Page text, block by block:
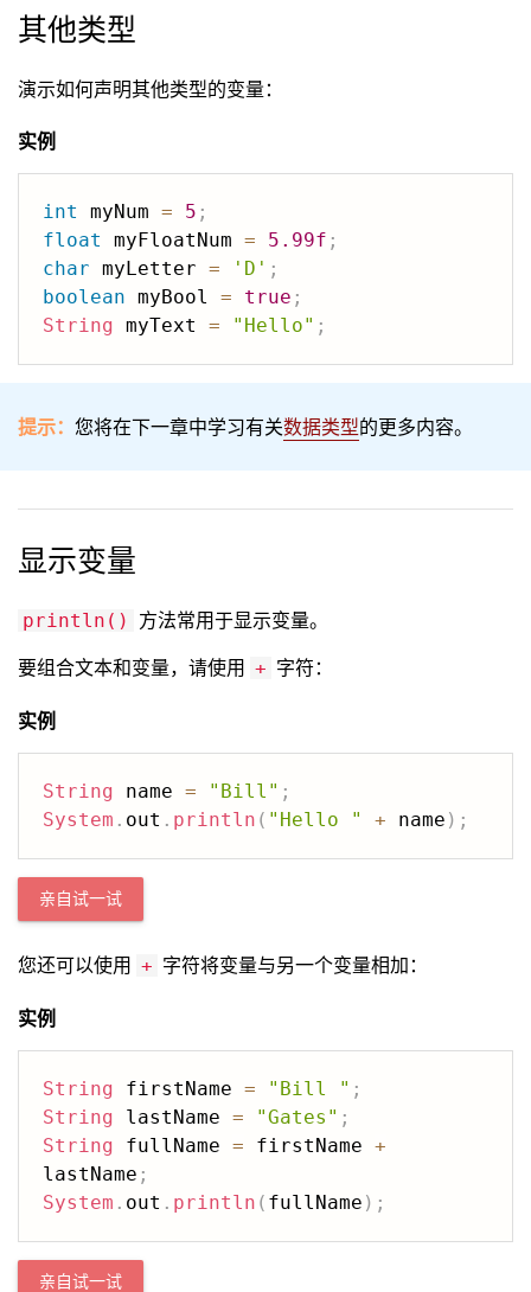
其他类型
演示如何声明其他类型的变量：
实例
int myNum = 5 ;
float
myFloatNum = 5.99f ;
char myLetter = 'D' ;
boolean myBool = true ;
String myText = "Hello" ;
提示： 您将在下一章中学习有关数据类型的更多内容。
显示变量
println()
方法常用于显示变量。
要组合文本和变量，请使用 + 字符：
实例
String name = "Bill" ;
System . out . println ( "Hello " + name ) ;
亲自试一试
您还可以使用 + 字符将变量与另一个变量相加：
实例
String firstName = "Bill " ;
String lastName = "Gates" ;
String fullName = firstName +
lastName ;
System . out . println ( fullName ) ;
亲自试一试